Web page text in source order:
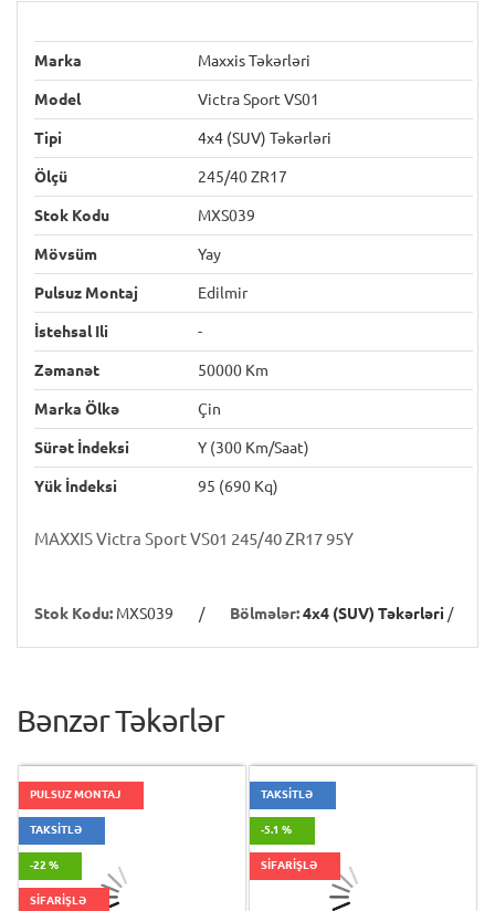
Marka Maxxis Təkərləri
Model Victra Sport VS01
Tipi 4x4 (SUV) Təkərləri
Ölçü 245/40 ZR17
Stok Kodu MXS039
Mövsüm Yay
Pulsuz Montaj Edilmir
İstehsal Ili -
Zəmanət 50000 Km
Marka Ölkə Çin
Sürət İndeksi Y (300 Km/saat)
Yük İndeksi 95 (690 Kq)
MAXXIS Victra Sport VS01 245/40 ZR17 95Y
Stok Kodu: MXS039 / Bölmələr:4x4 (SUV) Təkərləri /
Bənzər Təkərlər
PULSUZ MONTAJ
TAKSİTLƏ
-22 %
SİFARİŞLƏ
TAKSİTLƏ
-5.1 %
SİFARİŞLƏ